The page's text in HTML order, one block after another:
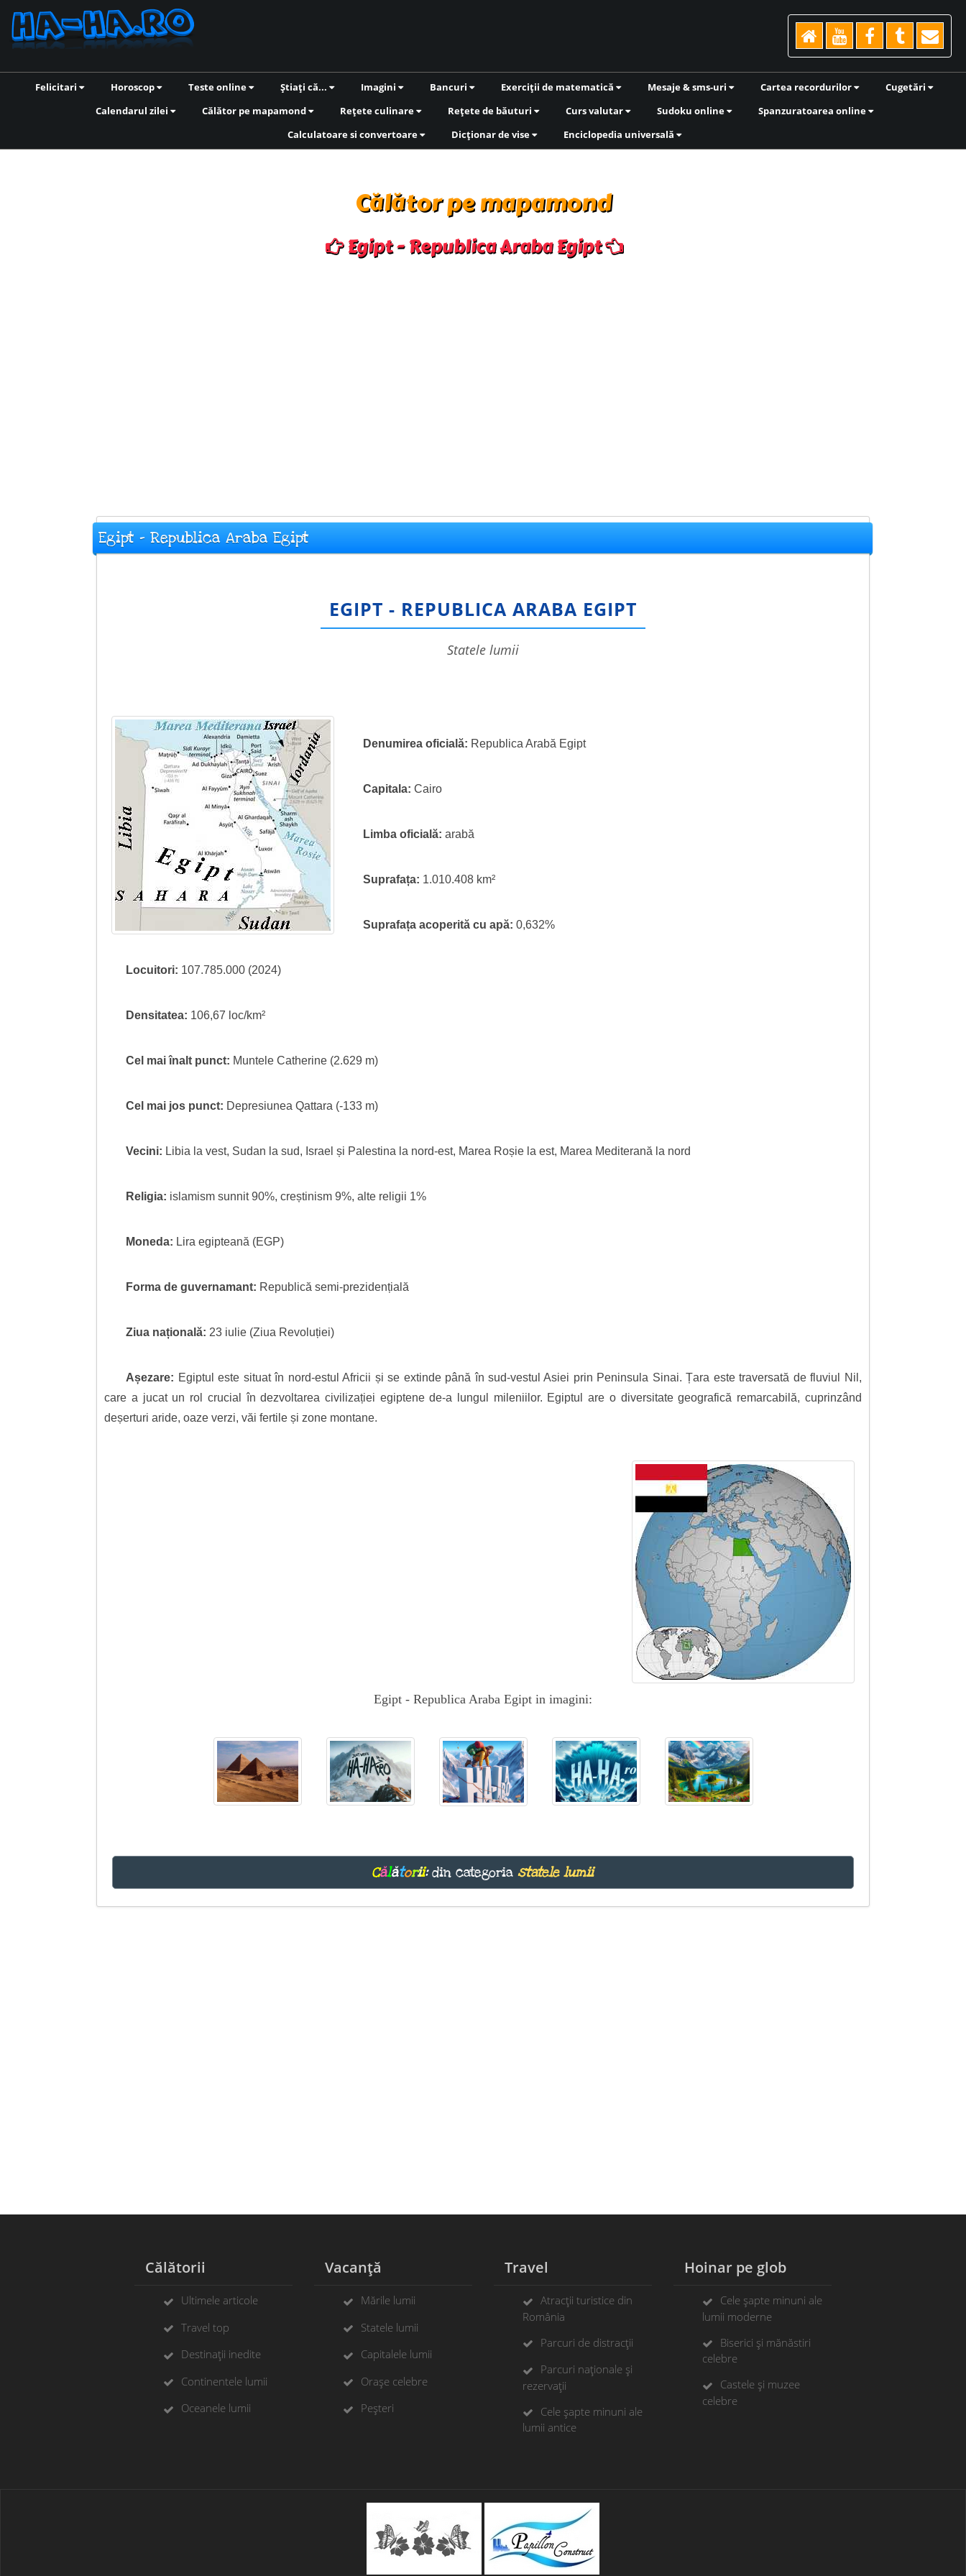
Felicitari Horoscop Teste online Știați că... Imagini Bancuri Exerciții de matematică Mesaje & sms-uri Cartea recordurilor
Cugetări
Calendarul zilei
Călător pe mapamond Rețete culinare Rețete de băuturi Curs valutar Sudoku online
Spanzuratoarea online
Calculatoare si convertoare
Dicționar de vise Enciclopedia universală
Călător pe mapamond
Egipt - Republica Araba Egipt
Egipt - Republica Araba Egipt
EGIPT - REPUBLICA ARABA EGIPT
statele lumii
Denumirea oficială: Republica Arabă Egipt
Capitala:Cairo
Limba oficială:arabă
Suprafața: 1.010.408 km²
Suprafața acoperită cu apă:0,632%
Locuitori: 107.785.000 (2024)
Densitatea: 106,67 loc/km²
Cel mai înalt punct: Muntele Catherine (2.629 m)
Cel mai jos punct: Depresiunea Qattara (-133 m)
Vecini: Libia la vest, Sudan la sud, Israel și Palestina la nord-est, Marea Roșie la est, Marea Mediterană la nord
Religia: islamism sunnit 90%, creștinism 9%, alte religii 1%
Moneda: Lira egipteană (EGP)
Forma de guvernamant: Republică semi-prezidențială
Ziua națională: 23 iulie (Ziua Revoluției)
Așezare: Egiptul este situat în nord-estul Africii și se extinde până în sud-vestul Asiei prin Peninsula Sinai. Țara este traversată de fluviul Nil,
care a jucat un rol crucial în dezvoltarea civilizației egiptene de-a lungul mileniilor. Egiptul are o diversitate geografică remarcabilă, cuprinzând
deșerturi aride, oaze verzi, văi fertile și zone montane.
Egipt - Republica Araba Egipt in imagini:
Călătorii:din categoriastatele lumii
Călătorii
Ultimele articole
Travel top
Destinații inedite
Continentele lumii
Oceanele lumii
Vacanță
Mările lumii
Statele lumii
Capitalele lumii
Orașe celebre
Peșteri
Travel
Atracții turistice din
România
Parcuri de distracții
Parcuri naționale și
rezervații
Cele șapte minuni ale
lumii antice
Hoinar pe glob
Cele șapte minuni ale
lumii moderne
Biserici și mănăstiri
celebre
Castele și muzee
celebre